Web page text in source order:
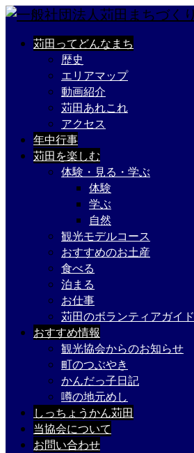
苅田ってどんなまち
歴史
エリアマップ
動画紹介
苅田あれこれ
アクセス
年中行事
苅田を楽しむ
体験・見る・学ぶ
体験
学ぶ
自然
観光モデルコース
おすすめのお土産
食べる
泊まる
お仕事
苅田のボランティアガイド
おすすめ情報
観光協会からのお知らせ
町のつぶやき
かんだっ子日記
噂の地元めし
しっちょうかん苅田
当協会について
お問い合わせ